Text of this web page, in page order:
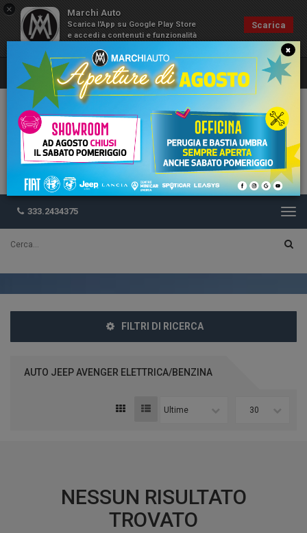
× Marchi Auto
Scarica l'App su Google Play Store
e accedi a contenuti e funzionalità
Scarica
333.2434375
FILTRI DI RICERCA
AUTO JEEP AVENGER ELETTRICA/BENZINA
Ultime 30
NESSUN RISULTATO
TROVATO
×